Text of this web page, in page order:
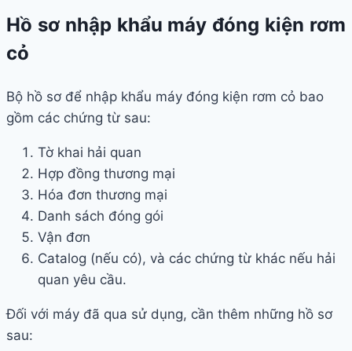
Hồ sơ nhập khẩu máy đóng kiện rơm
cỏ
Bộ hồ sơ để nhập khẩu máy đóng kiện rơm cỏ bao
gồm các chứng từ sau:
Tờ khai hải quan
Hợp đồng thương mại
Hóa đơn thương mại
Danh sách đóng gói
Vận đơn
Catalog (nếu có), và các chứng từ khác nếu hải
quan yêu cầu.
Đối với máy đã qua sử dụng, cần thêm những hồ sơ
sau: